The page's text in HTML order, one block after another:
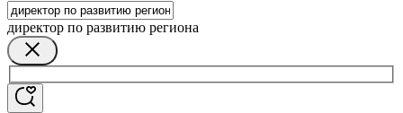
директор по развитию региона